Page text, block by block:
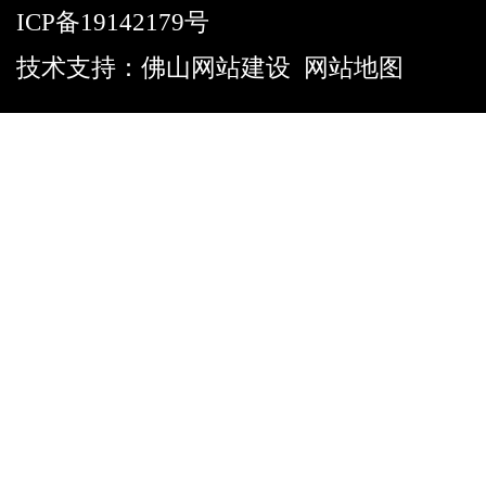
ICP备19142179号
技术支持： 佛山网站建设 网站地图